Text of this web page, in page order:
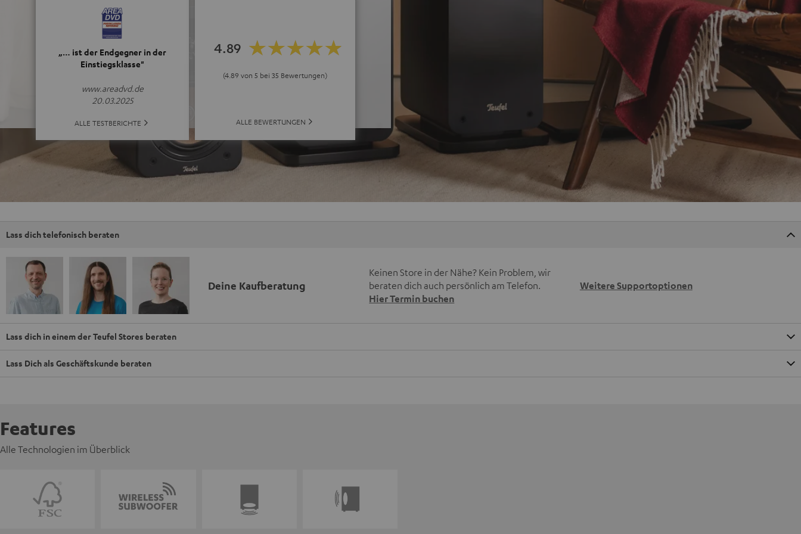
„… ist der Endgegner in der
Einstiegsklasse"
www.areadvd.de
20.03.2025
ALLE TESTBERICHTE
4.89
(4.89 von 5 bei 35 Bewertungen)
ALLE BEWERTUNGEN
Lass dich telefonisch beraten
Deine Kaufberatung
Keinen Store in der Nähe? Kein Problem, wir
beraten dich auch persönlich am Telefon.
Hier Termin buchen
Weitere Supportoptionen
Lass dich in einem der Teufel Stores beraten
Lass Dich als Geschäftskunde beraten
Features
Alle Technologien im Überblick